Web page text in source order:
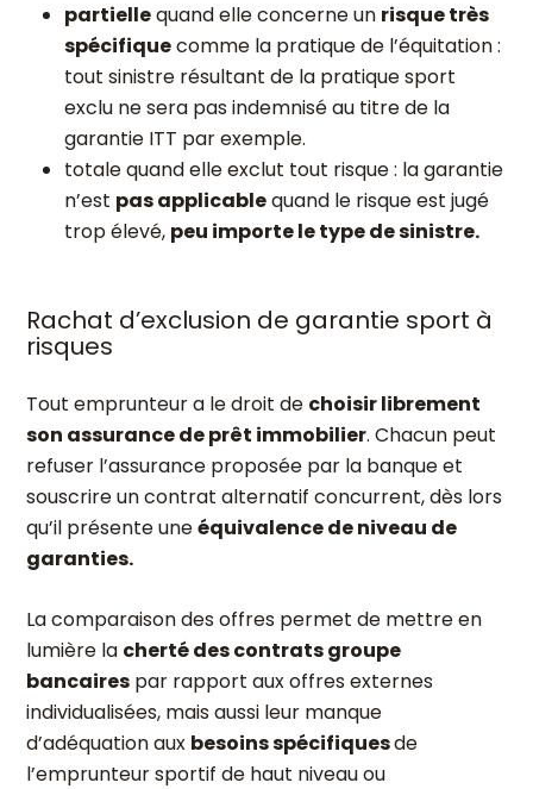
partiellequand elle concerne un risque très
spécifiquecomme la pratique de l’équitation :
tout sinistre résultant de la pratique sport
exclu ne sera pas indemnisé au titre de la
garantie ITT par exemple.
totale quand elle exclut tout risque : la garantie
n’est pas applicablequand le risque est jugé
trop élevé, peu importe le type de sinistre.
Rachat d’exclusion de garantie sport à
risques
Tout emprunteur a le droit de choisir librement
son assurance de prêt immobilier. Chacun peut
refuser l’assurance proposée par la banque et
souscrire un contrat alternatif concurrent, dès lors
qu’il présente uneéquivalence de niveau de
garanties.
La comparaison des offres permet de mettre en
lumière la cherté des contrats groupe
bancaires par rapport aux offres externes
individualisées, mais aussi leur manque
d’adéquation aux besoins spécifiquesde
l’emprunteur sportif de haut niveau ou